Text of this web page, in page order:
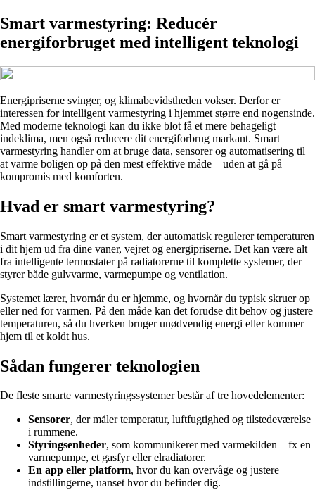
Smart varmestyring: Reducér
energiforbruget med intelligent teknologi
Energipriserne svinger, og klimabevidstheden vokser. Derfor er
interessen for intelligent varmestyring i hjemmet større end nogensinde.
Med moderne teknologi kan du ikke blot få et mere behageligt
indeklima, men også reducere dit energiforbrug markant. Smart
varmestyring handler om at bruge data, sensorer og automatisering til
at varme boligen op på den mest effektive måde – uden at gå på
kompromis med komforten.
Hvad er smart varmestyring?
Smart varmestyring er et system, der automatisk regulerer temperaturen
i dit hjem ud fra dine vaner, vejret og energipriserne. Det kan være alt
fra intelligente termostater på radiatorerne til komplette systemer, der
styrer både gulvvarme, varmepumpe og ventilation.
Systemet lærer, hvornår du er hjemme, og hvornår du typisk skruer op
eller ned for varmen. På den måde kan det forudse dit behov og justere
temperaturen, så du hverken bruger unødvendig energi eller kommer
hjem til et koldt hus.
Sådan fungerer teknologien
De fleste smarte varmestyringssystemer består af tre hovedelementer:
Sensorer, der måler temperatur, luftfugtighed og tilstedeværelse
i rummene.
Styringsenheder, som kommunikerer med varmekilden – fx en
varmepumpe, et gasfyr eller elradiatorer.
En app eller platform, hvor du kan overvåge og justere
indstillingerne, uanset hvor du befinder dig.